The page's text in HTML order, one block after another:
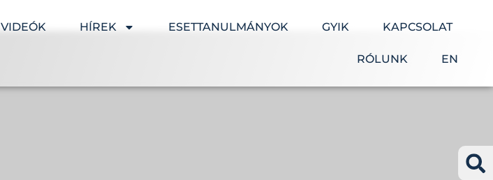
VIDEÓK HÍREK ESETTANULMÁNYOK GYIK KAPCSOLAT
RÓLUNK EN